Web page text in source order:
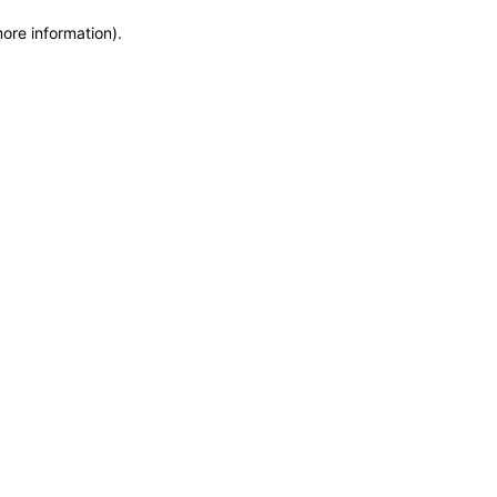
information).